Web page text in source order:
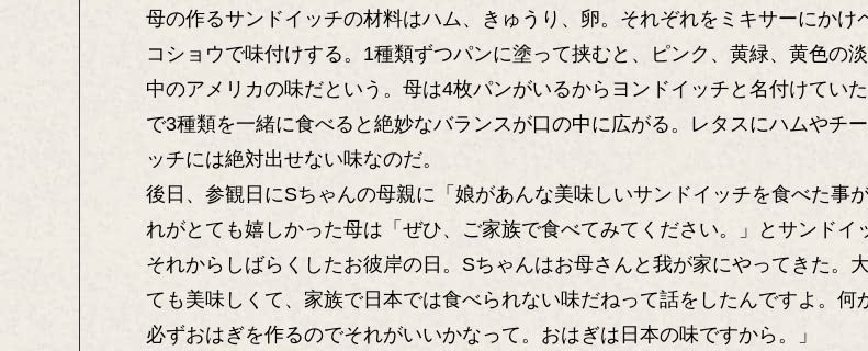
母の作るサンドイッチの材料はハム、きゅうり、卵。それぞれをミキサーにか
コショウで味付けする。1種類ずつパンに塗って挟むと、ピンク、黄緑、黄色の
中のアメリカの味だという。母は4枚パンがいるからヨンドイッチと名付けてい
で3種類を一緒に食べると絶妙なバランスが口の中に広がる。レタスにハムやチ
ッチには絶対出せない味なのだ。
後日、参観日にSちゃんの母親に「娘があんな美味しいサンドイッチを食べた事
れがとても嬉しかった母は「ぜひ、ご家族で食べてみてください。」とサンドイ
それからしばらくしたお彼岸の日。Sちゃんはお母さんと我が家にやってきた
ても美味しくて、家族で日本では食べられない味だねって話をしたんですよ。
必ずおはぎを作るのでそれがいいかなって。おはぎは日本の味ですから。」